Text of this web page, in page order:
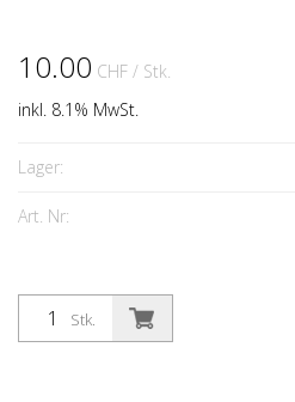
10.00 CHF / Stk.
inkl. 8.1% MwSt.
Lager:
Art. Nr:
Stk.